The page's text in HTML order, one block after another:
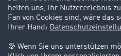
Kontakt
Rechtliches